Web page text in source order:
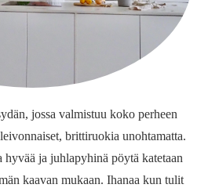
jossa valmistuu koko perheen
brittiruokia unohtamatta.
hyvää ja juhlapyhinä pöytä katetaan
kaavan mukaan. Ihanaa kun tulit